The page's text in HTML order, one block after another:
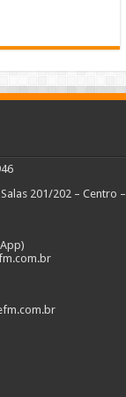
201/202 – Centro –